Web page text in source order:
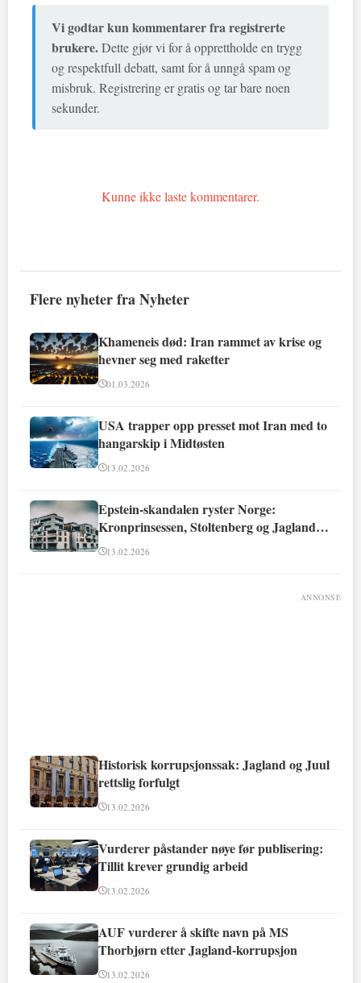
Vi godtar kun kommentarer fra registrerte
brukere.Dette gjør vi for å opprettholde en trygg
og respektfull debatt, samt for å unngå spam og
misbruk. Registrering er gratis og tar bare noen
sekunder.
Kunne ikke laste kommentarer.
Flere nyheter fra Nyheter
Khameneis død: Iran rammet av krise og
hevner seg med raketter
01.03.2026
USA trapper opp presset mot Iran med to
hangarskip i Midtøsten
13.02.2026
Epstein-skandalen ryster Norge:
Kronprinsessen, Stoltenberg og Jagland
involvert
13.02.2026
ANNONSE
Historisk korrupsjonssak: Jagland og Juul
rettslig forfulgt
13.02.2026
Vurderer påstander nøye før publisering:
Tillit krever grundig arbeid
13.02.2026
AUF vurderer å skifte navn på MS
Thorbjørn etter Jagland-korrupsjon
13.02.2026